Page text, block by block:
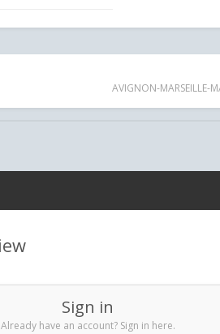
AVIGNON-MARSEILLE-
Sign in
Already have an account? Sign in here.